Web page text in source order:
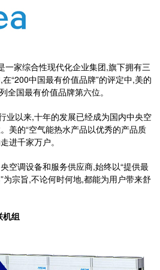
一家综合性现代化企业集团,旗下拥有三
“200中国最有价值品牌”的评定中,美的
全国最有价值品牌第六位。
业以来,十年的发展已经成为国内中央空
美的“空气能热水产品以优秀的产品质
进千家万户。
空调设备和服务供应商,始终以“提供最
为宗旨,不论何时何地,都能为用户带来舒
机组